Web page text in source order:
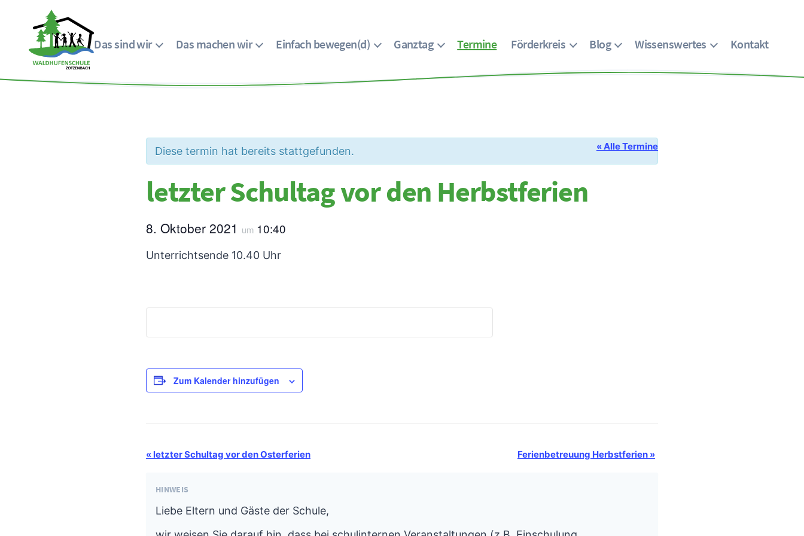
Waldhufenschule
Das sind wir Das machen wir Einfach bewegen(d) Ganztag Termine Förderkreis Blog Wissenswertes Kontakt
Menü
« Alle Termine
Diese termin hat bereits stattgefunden.
letzter Schultag vor den Herbstferien
8. Oktober 2021 um 10:40
Unterrichtsende 10.40 Uhr
Zum Kalender hinzufügen
Termin-
« letzter Schultag vor den Osterferien Ferienbetreuung Herbstferien »
HINWEIS
Liebe Eltern und Gäste der Schule,